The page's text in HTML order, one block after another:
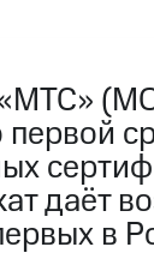
даёт
в